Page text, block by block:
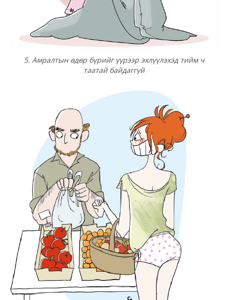
5. Амралтын өдөр бүрийг үүрээр эхлүүлэхэд тийм ч
таатай байдаггүй